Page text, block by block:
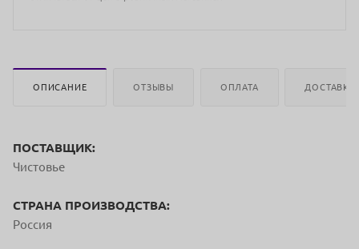
ОПИСАНИЕ ОТЗЫВЫ ОПЛАТА ДОСТАВКА
ПОСТАВЩИК:
Чистовье
СТРАНА ПРОИЗВОДСТВА:
Россия